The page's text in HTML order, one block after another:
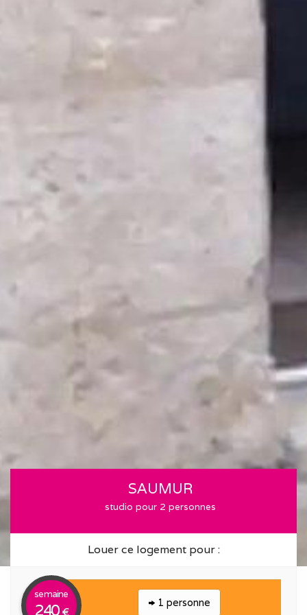
SAUMUR
studio pour 2 personnes
Louer ce logement pour :
1 personne
semaine
240 €